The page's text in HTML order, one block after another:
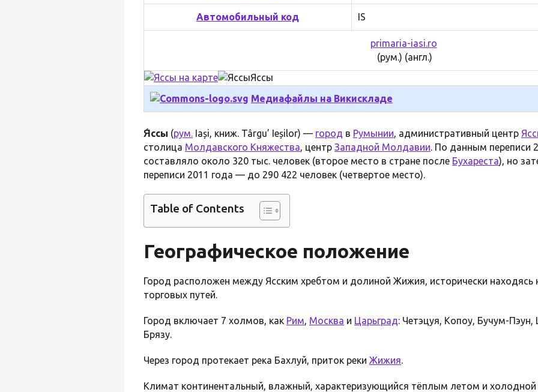
Автомобильный код IS
primaria-iasi.ro
(рум.) (англ.)
Яссы
Медиафайлы на Викискладе
Я́ссы (рум. Iași, книж. Târgu’ Ieșilor) — город в Румынии, административный центр
столица Молдавского Княжества, центр Западной Молдавии. По данным переписи
составляло около 320 тыс. человек (второе место в стране после Бухареста), но
переписи 2011 года — до 290 422 человек (четвертое место).
Table of Contents
Географическое положение
Город расположен между Ясским хребтом и долиной Жижия, исторически находясь
торговых путей.
Город включает 7 холмов, как Рим, Москва и Царьград: Четэцуя, Копоу, Бучум-
Брязу.
Через город протекает река Бахлуй, приток реки Жижия.
Климат континентальный, влажный, характеризующийся тёплым летом и